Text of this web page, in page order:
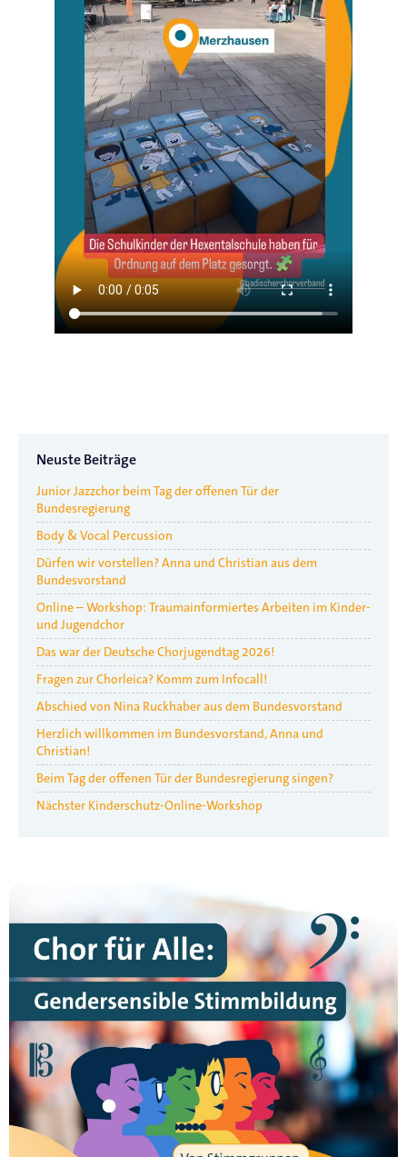
Neuste Beiträge
Junior Jazzchor beim Tag der offenen Tür der
Bundesregierung
Body & Vocal Percussion
Dürfen wir vorstellen? Anna und Christian aus dem
Bundesvorstand
Online – Workshop: Traumainformiertes Arbeiten im Kinder-
und Jugendchor
Das war der Deutsche Chorjugendtag 2026!
Fragen zur Chorleica? Komm zum Infocall!
Abschied von Nina Ruckhaber aus dem Bundesvorstand
Herzlich willkommen im Bundesvorstand, Anna und
Christian!
Beim Tag der offenen Tür der Bundesregierung singen?
Nächster Kinderschutz-Online-Workshop